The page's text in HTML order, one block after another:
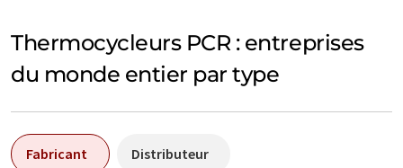
Thermocycleurs PCR : entreprises
du monde entier par type
Fabricant Distributeur